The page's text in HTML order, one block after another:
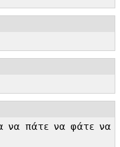
να πάτε να φάτε να